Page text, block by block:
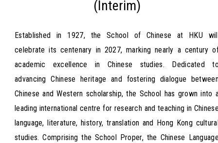
(Interim)
Established in 1927, the School of Chinese at HKU
celebrate its centenary in 2027, marking nearly a century
academic excellence in Chinese studies. Dedicated
advancing Chinese heritage and fostering dialogue
Chinese and Western scholarship, the School has grown into
leading international centre for research and teaching in
language, literature, history, translation and Hong Kong
studies. Comprising the School Proper, the Chinese